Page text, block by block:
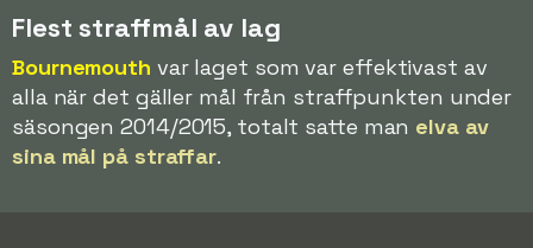
Flest straffmål av lag
Bournemouth var laget som var effektivast av
alla när det gäller mål från straffpunkten under
säsongen 2014/2015, totalt satte man elva av
sina mål på straffar.